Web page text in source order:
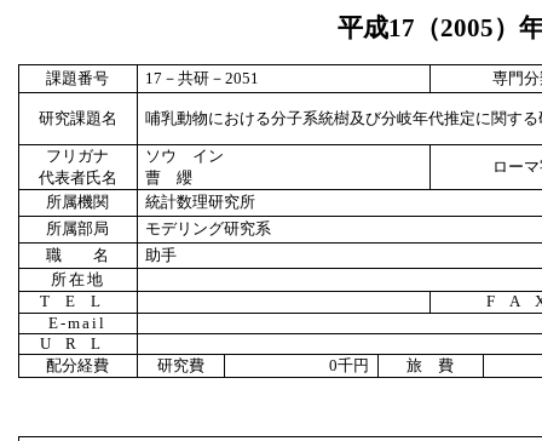
平成17 （2005）
課題番号 17 －共研－2051 専門
研究課題名 哺乳動物における分子系統樹及び分岐年代推定に関する
フリガナ
代表者氏名
ソウ イン
曹 纓
ロー
所属機関
統計数理研究所
所属部局
モデリング研究系
職 名
助手
所在地
TEL
E-mail
URL
配分経費
研究費 0千円 旅 費